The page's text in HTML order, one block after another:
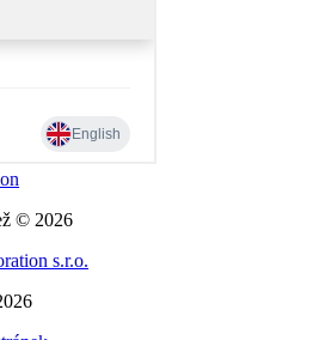
© 2026
s.r.o.